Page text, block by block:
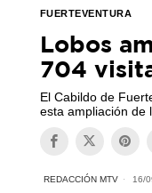
FUERTEVENTURA
Lobos
704
El Cabildo de
esta ampliación de
REDACCIÓN MTV 16/